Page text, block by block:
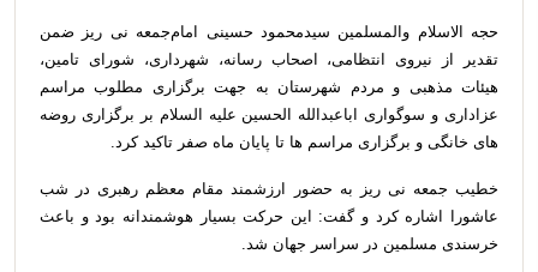
حجه الاسلام والمسلمین سیدمحمود حسینی امام‌جمعه نی ریز ضمن
تقدیر از نیروی انتظامی، اصحاب رسانه، شهرداری، شورای تامین،
هیئات مذهبی و مردم شهرستان به جهت برگزاری مطلوب مراسم
عزاداری و سوگواری اباعبدالله الحسین علیه السلام بر برگزاری روضه
های خانگی و برگزاری مراسم ها تا پایان ماه صفر تاکید کرد.
خطیب جمعه نی ریز به حضور ارزشمند مقام معظم رهبری در شب
عاشورا اشاره کرد و گفت: این حرکت بسیار هوشمندانه بود و باعث
خرسندی مسلمین در سراسر جهان شد.